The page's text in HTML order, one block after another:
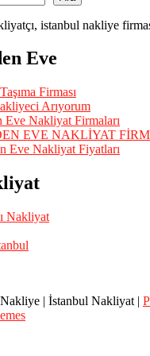
Eve
Firması
Arıyorum
Eve Nakliyat Firmaları
EVE NAKLİYAT
Eve Nakliyat Fiyatları
Nakliyat
| İstanbul Nakliyat |